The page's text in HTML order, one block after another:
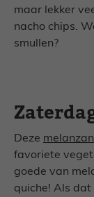
maar lekker
nacho chips.
smullen?
Deze
favoriete
goede van
quiche! Als dat